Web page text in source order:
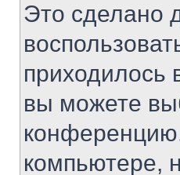
Это сделано
приходилось
вы можете
компьютере,